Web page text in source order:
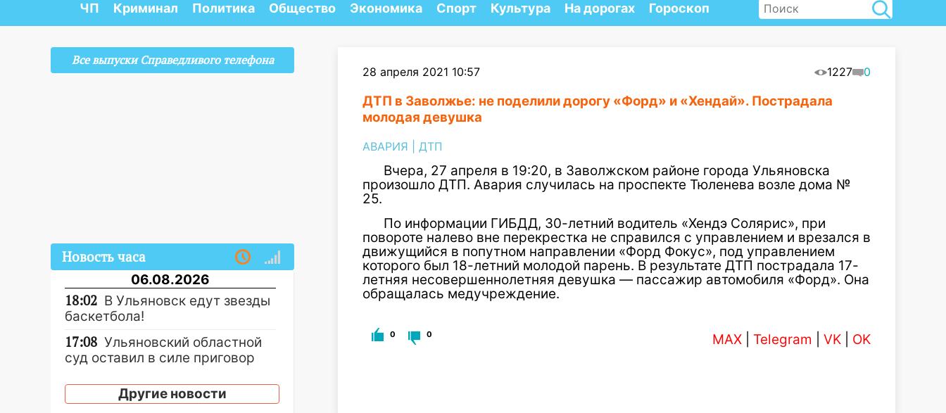
ЧП Криминал Политика Общество Экономика Спорт Культура На дорогах Гороскоп
28 апреля 2021 10:57 1227 0
ДТП в Заволжье: не поделили дорогу «Форд» и «Хендай». Пострадала
молодая девушка
АВАРИЯ ДТП
Вчера, 27 апреля в 19:20, в Заволжском районе города Ульяновска
произошло ДТП. Авария случилась на проспекте Тюленева возле дома №
25.
По информации ГИБДД, 30-летний водитель «Хендэ Солярис», при
повороте налево вне перекрестка не справился с управлением и врезался в
движущийся в попутном направлении «Форд Фокус», под управлением
которого был 18-летний молодой парень. В результате ДТП пострадала 17-
летняя несовершеннолетняя девушка — пассажир автомобиля «Форд». Она
обращалась медучреждение.
0 0 MAX Telegram VK OK
Все выпуски Справедливого телефона
Новость часа
06.08.2026
18:02 В Ульяновск едут звезды
баскетбола!
17:08 Ульяновский областной
суд оставил в силе приговор
«УльяновскФармации» за
махинации на 3,2 млн рублей
Другие новости